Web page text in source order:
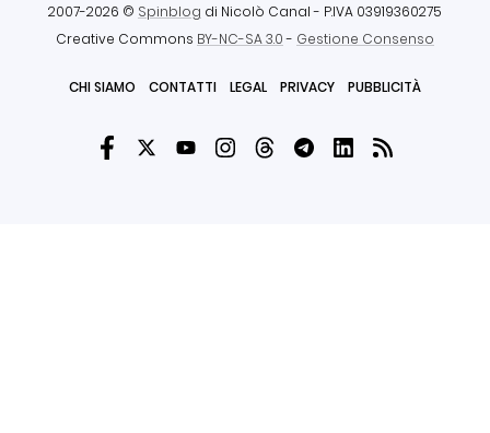
2007-2026 © Spinblog di Nicolò Canal - P.IVA 03919360275
Creative Commons BY-NC-SA 3.0- Gestione Consenso
CHI SIAMO CONTATTI LEGAL PRIVACY PUBBLICITÀ